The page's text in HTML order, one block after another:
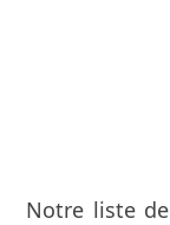
Notre liste